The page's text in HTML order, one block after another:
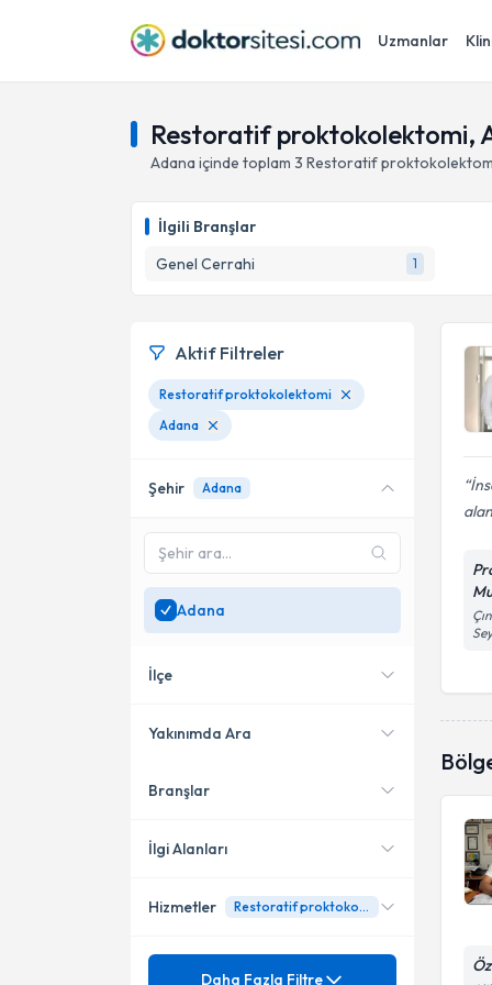
Uzmanlar
Restoratif proktokolektomi,
Adana içinde toplam 3 Restoratif
İlgili Branşlar
Genel Cerrahi
1
Aktif Filtreler
Restoratif proktokolektomi
Adana
Şehir Adana
Adana
İlçe
Seyhan
Yakınımda Ara
Konumuma yakın uzmanları
Branşlar
Genel Cerrahi
İlgi Alanları
Adrenal Bezi
Hizmetler Restoratif proktokolektomi
Mezuniyet
Daha Fazla Filtre